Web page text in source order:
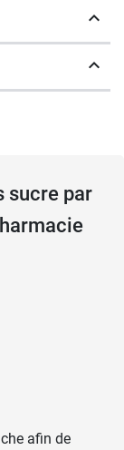
formule
de
sans
sucre par
afin de